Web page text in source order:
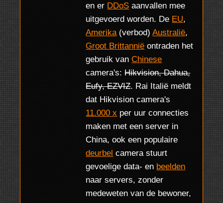
en er DDoS aanvallen mee
uitgevoerd worden. De EU,
Amerika(verbod)Australië,
Groot Brittannië ontraden het
gebruik vanChinese
camera's:Hikvision, Dahua,
Eufy, EZVIZ. Rai Italië meldt
dat Hikvision camera's
11.000 x per uur connecties
maken met een server in
China, ook een populaire
deurbel camera stuurt
gevoelige data- en beelden
naar servers, zonder
medeweten van de bewoner,